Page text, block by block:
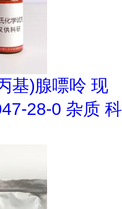
基)腺嘌呤 现
28-0 杂质 科